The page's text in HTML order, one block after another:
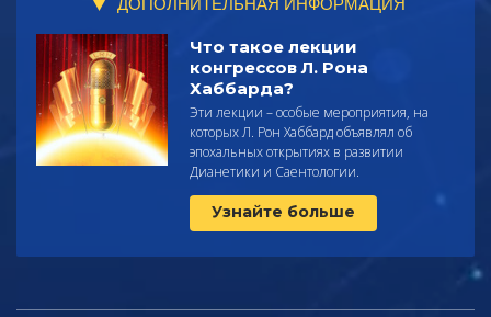
ДОПОЛНИТЕЛЬНАЯ ИНФОРМАЦИЯ
Что такое лекции
конгрессов Л. Рона
Хаббарда?
Эти лекции – особые мероприятия, на
которых Л. Рон Хаббард объявлял об
эпохальных открытиях в развитии
Дианетики и Саентологии.
Узнайте больше